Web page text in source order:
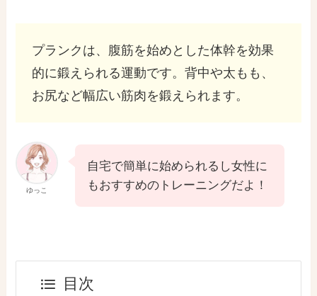
プランクは、腹筋を始めとした体幹を効果
的に鍛えられる運動です。背中や太もも、
お尻など幅広い筋肉を鍛えられます。
ゆっこ
自宅で簡単に始められるし女性に
もおすすめのトレーニングだよ！
目次